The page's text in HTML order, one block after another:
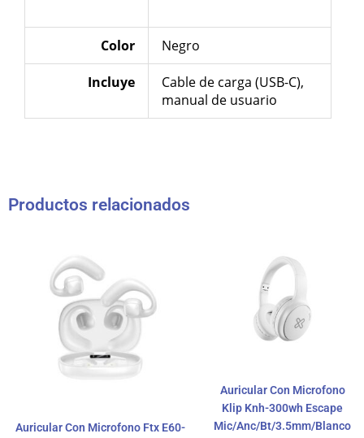
Color Negro
Incluye
Cable de carga (USB-C),
manual de usuario
Productos relacionados
Auricular Con Microfono Ftx E60-
Auricular Con Microfono
Klip Knh-300wh Escape
Mic/Anc/Bt/3.5mm/Blanco